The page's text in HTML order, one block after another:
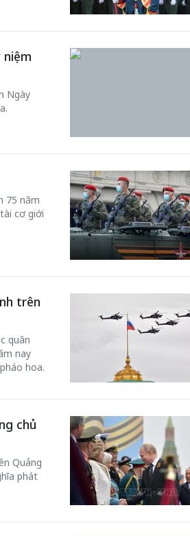
Ngày
75 năm
cơ giới
trên
quân
nay
hoa.
chủ
Quảng
phát
Nam gia
Khơi
văn hóa,
50 năm Việt
hòa bình thể